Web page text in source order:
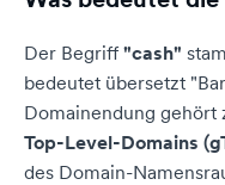
Der Begriff "cash"
bedeutet übersetzt
Domainendung gehört
Top-Level-Domains
des Domain-